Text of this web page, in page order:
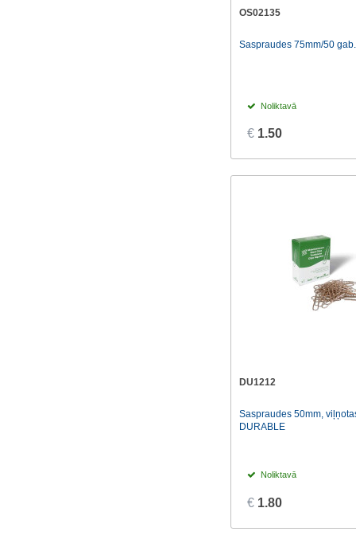
OS02135
Saspraudes 75mm/50 gab.
Noliktavā
€ 1.50
DU1212
Saspraudes 50mm,
DURABLE
Noliktavā
€ 1.80